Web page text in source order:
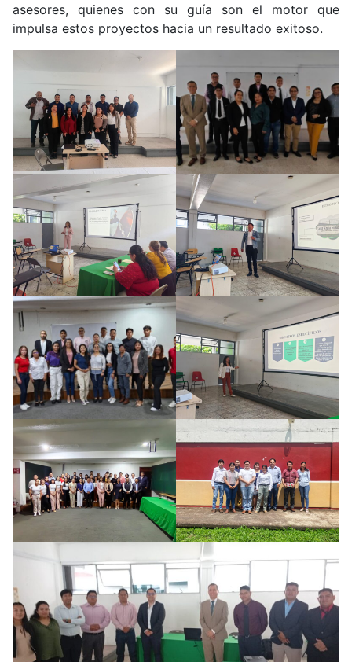
asesores, quienes con su guía son el motor que
impulsa estos proyectos hacia un resultado exitoso.